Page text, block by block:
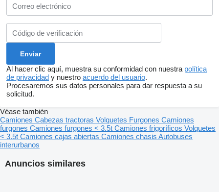
Al hacer clic aquí, muestra su conformidad con nuestra política
de privacidad y nuestro acuerdo del usuario.
Procesaremos sus datos personales para dar respuesta a su
solicitud.
Anuncios similares
Véase también
Camiones Cabezas tractoras Volquetes Furgones Camiones
furgones Camiones furgones < 3.5t Camiones frigoríficos Volquetes
< 3.5t Camiones cajas abiertas Camiones chasis Autobuses
interurbanos